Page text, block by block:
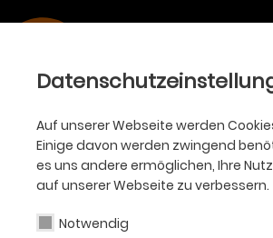
Auf unserer Webseite werden
Einige davon werden zwingend
es uns andere ermöglichen, Ihre
auf unserer Webseite zu verbessern.
Notwendig